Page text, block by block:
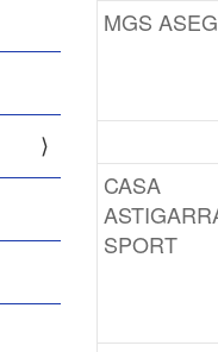
MGS
CASA
SPORT